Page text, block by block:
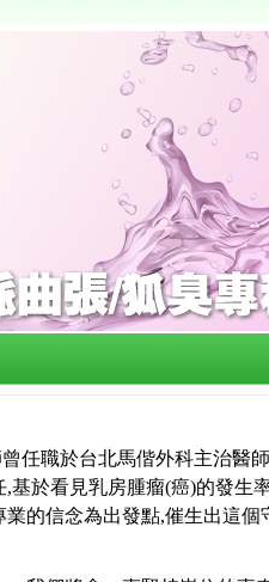
任職於台北馬偕外科主治醫
基於看見乳房腫瘤(癌)的發生
的信念為出發點,催生出這個